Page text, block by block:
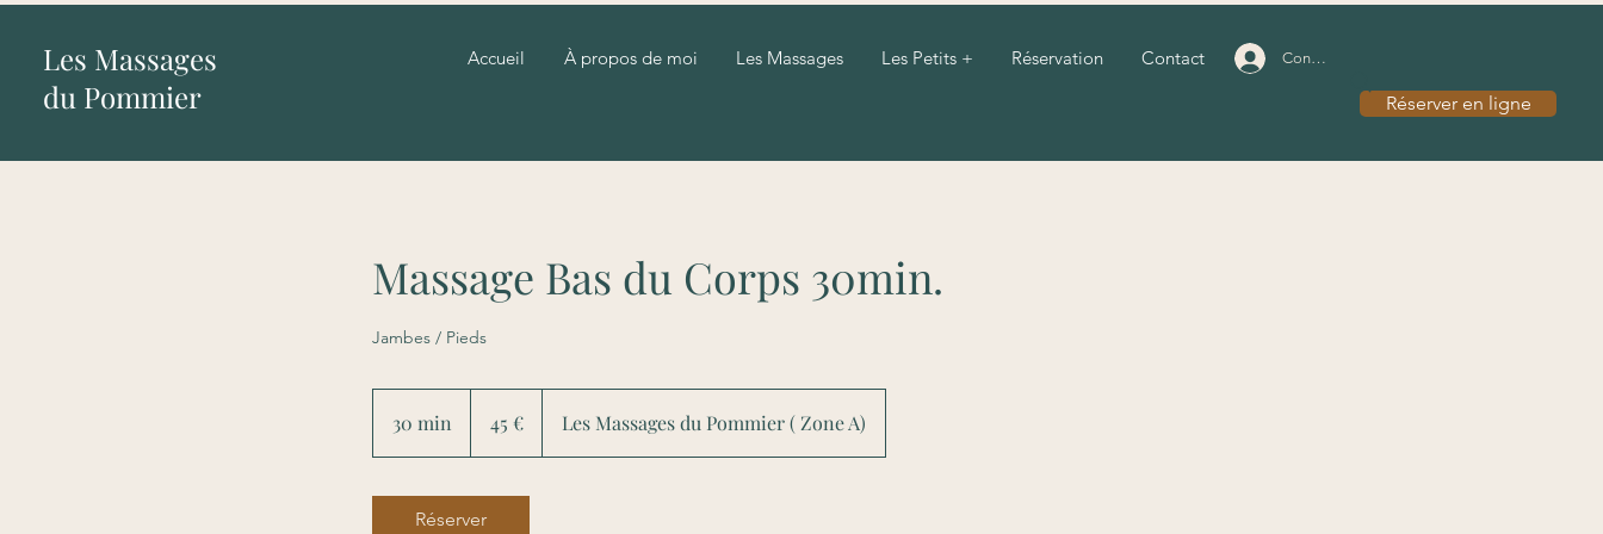
Les Massages
du Pommier
Accueil À propos de moi Les Massages Les Petits + Réservation Contact Connexion
Réserver en ligne
Massage Bas du Corps 30min.
Jambes / Pieds
30 min
0
45 € Les Massages du Pommier ( Zone A)
Réserver